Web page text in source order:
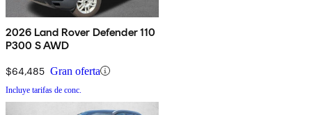
2026 Land Rover Defender 110
P300 S AWD
$64,485 Gran oferta
Incluye tarifas de conc.